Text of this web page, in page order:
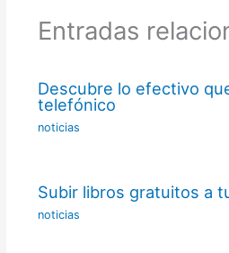
Entradas
Descubre lo efectivo
telefónico
noticias
Subir libros gratuitos a
noticias